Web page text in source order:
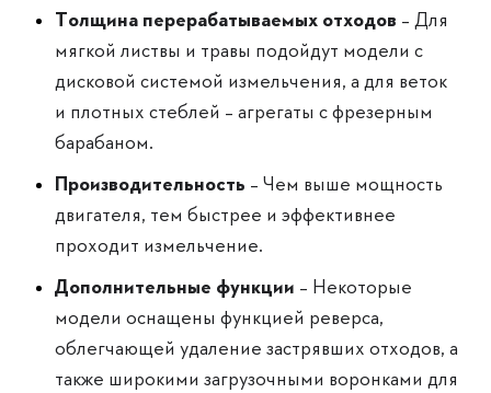
Толщина перерабатываемых отходов – Для
мягкой листвы и травы подойдут модели с
дисковой системой измельчения, а для веток
и плотных стеблей – агрегаты с фрезерным
барабаном.
Производительность – Чем выше мощность
двигателя, тем быстрее и эффективнее
проходит измельчение.
Дополнительные функции – Некоторые
модели оснащены функцией реверса,
облегчающей удаление застрявших отходов, а
также широкими загрузочными воронками для